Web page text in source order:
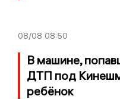
08/08 08:50
В машине,
ДТП под
ребёнок